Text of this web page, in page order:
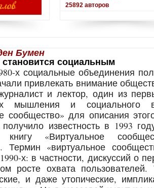
25892 авторов
Бумен
социальным
х социальные объединения
привлекать внимание
и лектор, один из
мышления и социального
сообщество» для описания
известность в 1993
книгу «Виртуальное
. Термин «виртуальное
х: в частности, дискуссий о
росте охвата
и даже утопические,